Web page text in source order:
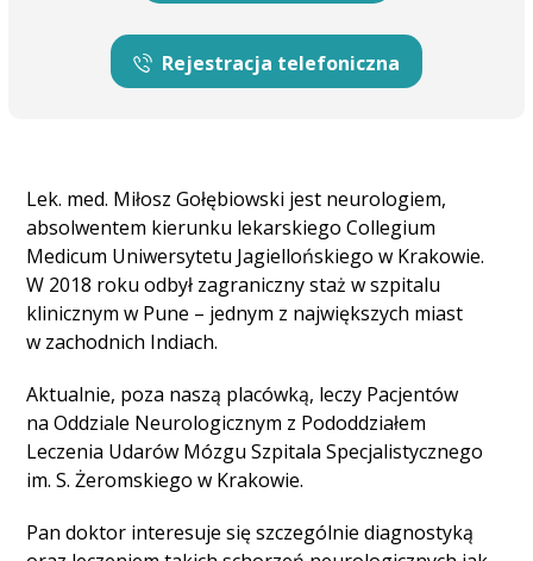
Rejestracja telefoniczna
Lek. med. Miłosz Gołębiowski jest neurologiem,
absolwentem kierunku lekarskiego Collegium
Medicum Uniwersytetu Jagiellońskiego w Krakowie.
W 2018 roku odbył zagraniczny staż w szpitalu
klinicznym w Pune – jednym z największych miast
w zachodnich Indiach.
Aktualnie, poza naszą placówką, leczy Pacjentów
na Oddziale Neurologicznym z Pododdziałem
Leczenia Udarów Mózgu Szpitala Specjalistycznego
im. S. Żeromskiego w Krakowie.
Pan doktor interesuje się szczególnie diagnostyką